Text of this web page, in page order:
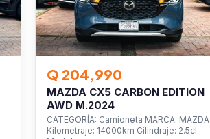
Q 204,990
MAZDA CX5 CARBON EDITION
AWD M.2024
CATEGORÍA: Camioneta MARCA: MAZDA
Kilometraje: 14000km Cilindraje: 2.5cl